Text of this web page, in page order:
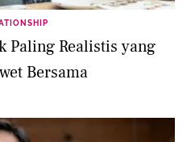
Paling Realistis yang
Bersama